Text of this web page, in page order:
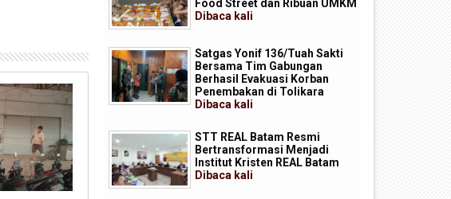
Food Street dan Ribuan UMKM
Dibaca kali
Satgas Yonif 136/Tuah Sakti
Bersama Tim Gabungan
Berhasil Evakuasi Korban
Penembakan di Tolikara
Dibaca kali
STT REAL Batam Resmi
Bertransformasi Menjadi
Institut Kristen REAL Batam
Dibaca kali